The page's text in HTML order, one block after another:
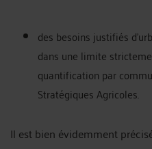
des besoins justifiés
dans une limite
quantification par
Stratégiques Agricoles.
Il est bien évidemment